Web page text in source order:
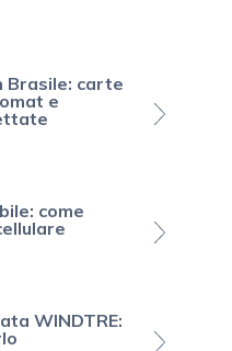
Brasile: carte
e
come
WINDTRE: